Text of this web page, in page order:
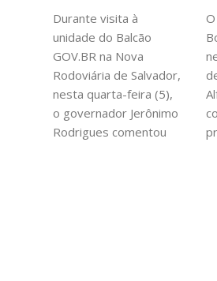
Durante visita à
unidade do Balcão
GOV.BR na Nova
Rodoviária de Salvador,
nesta quarta-feira (5),
o governador Jerônimo
Rodrigues comentou